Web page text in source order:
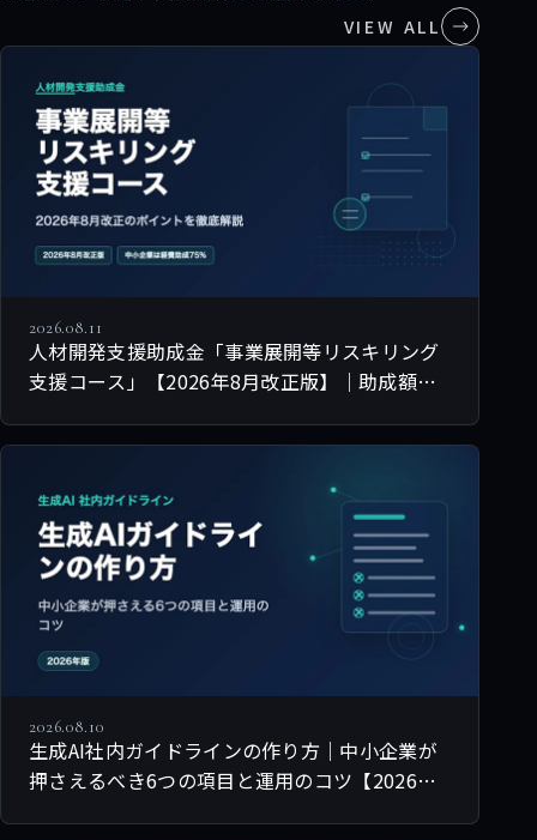
VIEW ALL
2026.08.11
人材開発支援助成金「事業展開等リスキリング
支援コース」【2026年8月改正版】｜助成額と
2026.08.10
生成AI社内ガイドラインの作り方｜中小企業が
押さえるべき6つの項目と運用のコツ【2026年